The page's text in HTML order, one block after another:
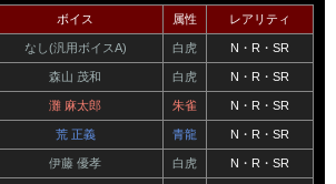
ボイス 属性 レアリティ
なし(汎用ボイスA) 白虎 N・R・SR
森山 茂和 白虎 N・R・SR
灘 麻太郎 朱雀 N・R・SR
荒 正義 青龍 N・R・SR
伊藤 優孝 白虎 N・R・SR